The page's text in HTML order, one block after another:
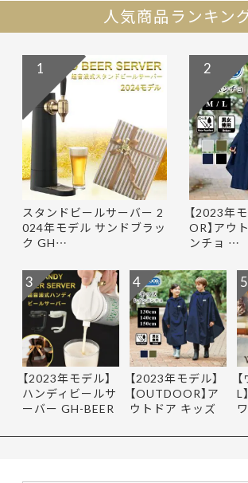
人気商品ランキン
スタンドビールサーバー 2
024年モデル サンドブラッ
ク GH…
1
【2023年
OR】アウ
ンチョ …
2
【2023年モデル】
ハンディビールサ
ーバー GH-BEER
3
【2023年モデル】
【OUTDOOR】ア
ウトドア キッズ
4
L
5